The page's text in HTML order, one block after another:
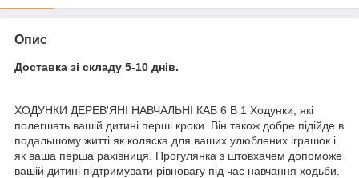
Опис
Доставка зі складу 5-10 днів.
ХОДУНКИ ДЕРЕВ'ЯНІ НАВЧАЛЬНІ КАБ 6 В 1 Ходунки, які
полегшать вашій дитині перші кроки. Він також добре підійде в
подальшому житті як коляска для ваших улюблених іграшок і
як ваша перша рахівниця. Прогулянка з штовхачем допоможе
вашій дитині підтримувати рівновагу під час навчання ходьби.